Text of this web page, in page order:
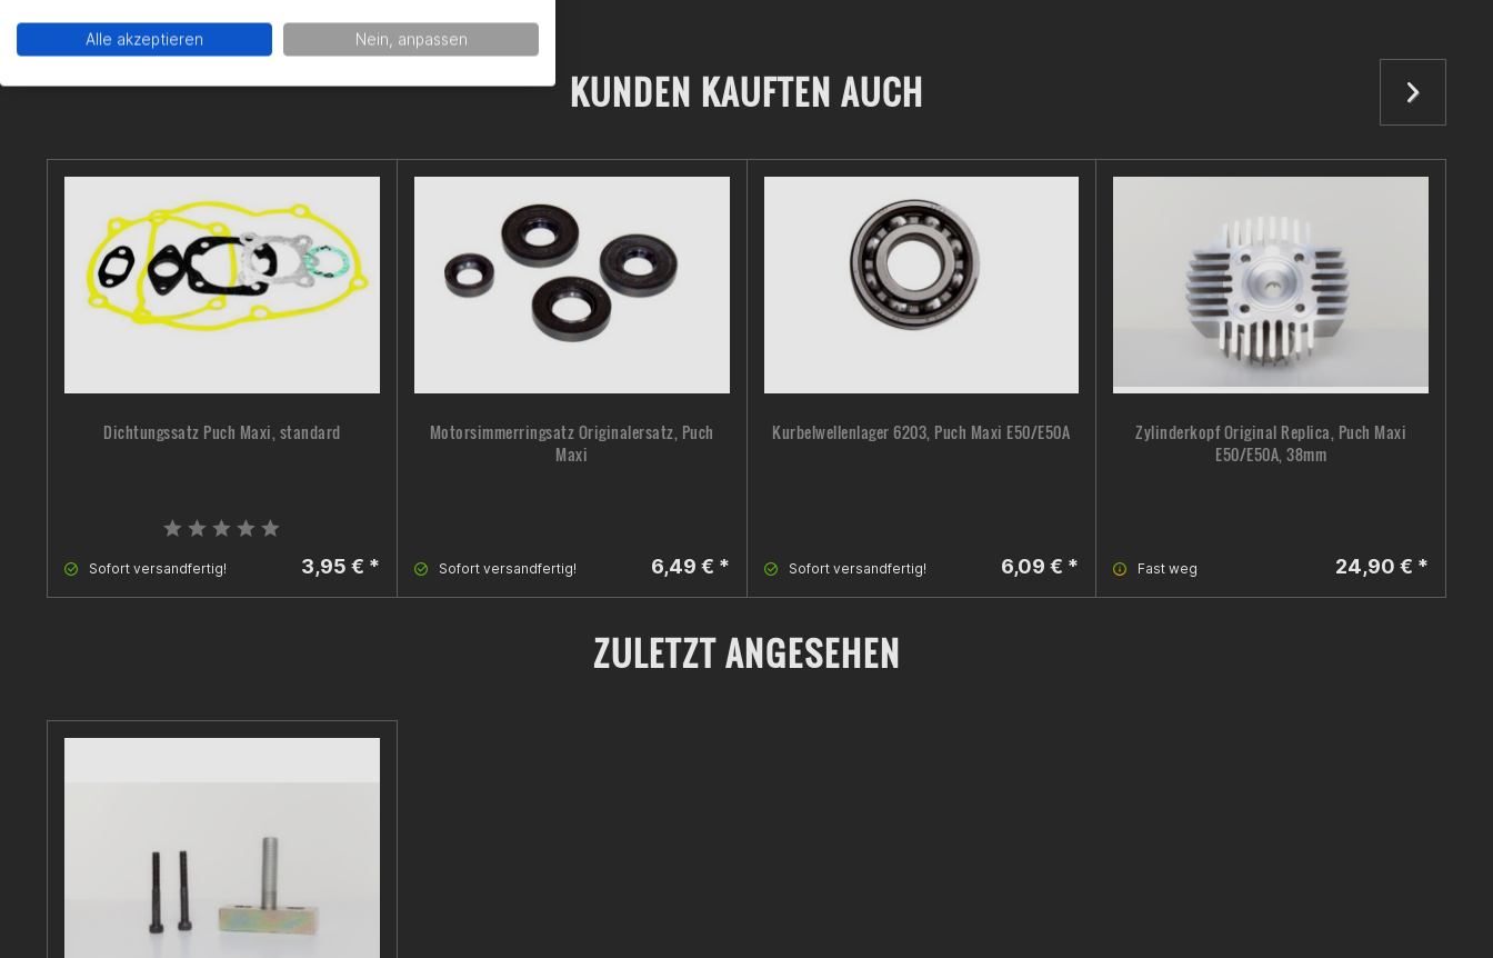
KUNDEN KAUFTEN AUCH
Dichtungssatz Puch Maxi, standard
Sofort versandfertig! 3,95 € *
Motorsimmerringsatz Originalersatz, Puch
Maxi
Sofort versandfertig! 6,49 € *
Kurbelwellenlager 6203, Puch Maxi E50/E50A
Sofort versandfertig! 6,09 € *
Zylinderkopf Original Replica, Puch Maxi
E50/E50A, 38mm
Fast weg 24,90 € *
ZULETZT ANGESEHEN
Alle akzeptieren Nein, anpassen